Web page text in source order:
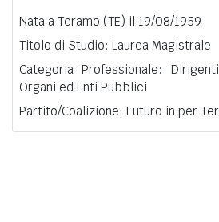
Nata a Teramo (TE) il 19/08/1959
Titolo di Studio: Laurea Magistrale
Categoria Professionale:
Organi ed Enti Pubblici
Partito/Coalizione: Futuro in per